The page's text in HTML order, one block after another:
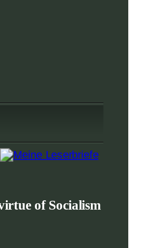
of Socialism